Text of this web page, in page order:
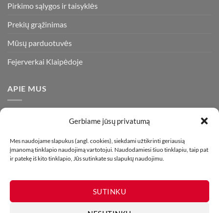
Gerbiame jūsų privatumą
Mes naudojame slapukus (angl. cookies), siekdami užtikrinti geriausią
įmanomą tinklapio naudojimą vartotojui. Naudodamiesi šiuo tinklapiu, taip pat
ir patekę iš kito tinklapio, Jūs sutinkate su slapukų naudojimu.
SUTINKU
Pirkimo sąlygos ir taisyklės
Prekių grąžinimas
Mūsų parduotuvės
Fejerverkai Klaipėdoje
APIE MUS
visada stengiamės pasiūlyti tik kokybiškiausius ir geriausius
gaminius už bene mažiausią kainą rinkoje. Prekes pristatome
visoje Lietuvoje.